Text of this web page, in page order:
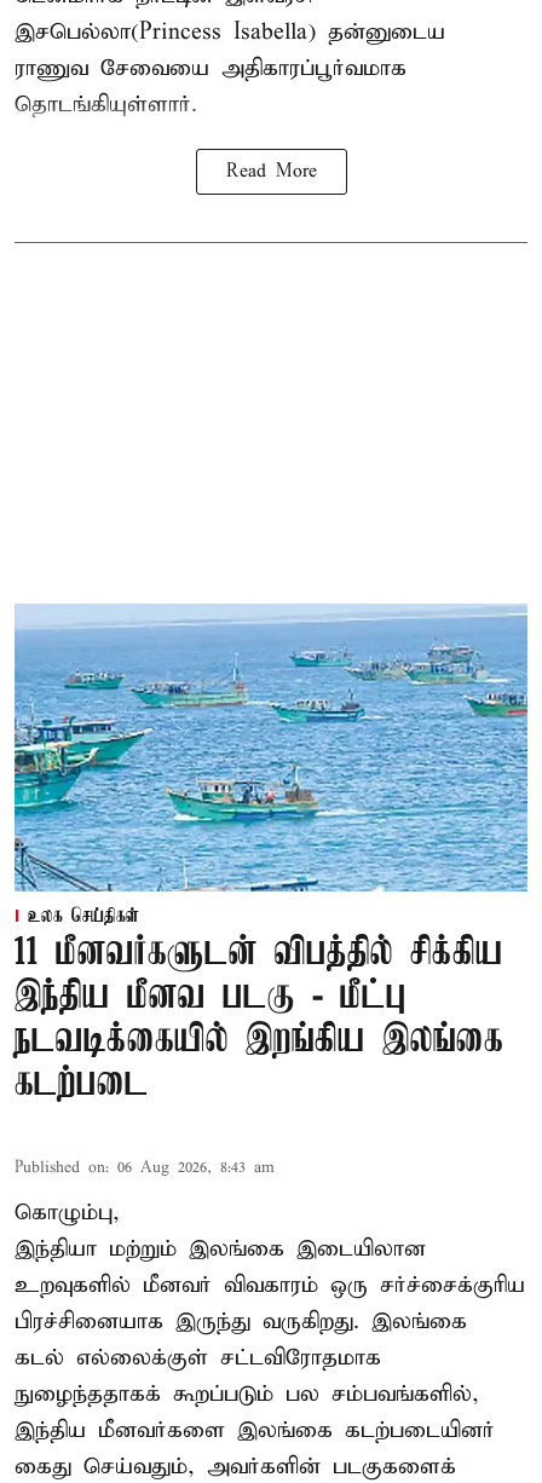
இசபெல்லா(Princess Isabella) தன்னுடைய
ராணுவ சேவையை அதிகாரப்பூர்வமாக
தொடங்கியுள்ளார்.
Read More
உலக செய்திகள்
11 மீனவர்களுடன் விபத்தில் சிக்கிய
இந்திய மீனவ படகு - மீட்பு
நடவடிக்கையில் இறங்கிய இலங்கை
கடற்படை
Published on: 06 Aug 2026, 8:43 am
கொழும்பு,
இந்தியா மற்றும் இலங்கை இடையிலான
உறவுகளில் மீனவர் விவகாரம் ஒரு சர்ச்சைக்குரிய
பிரச்சினையாக இருந்து வருகிறது. இலங்கை
கடல் எல்லைக்குள் சட்டவிரோதமாக
நுழைந்ததாகக் கூறப்படும் பல சம்பவங்களில்,
இந்திய மீனவர்களை இலங்கை கடற்படையினர்
கைது செய்வதும், அவர்களின் படகுகளைக்